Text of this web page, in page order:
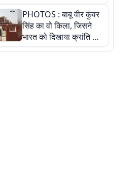
PHOTOS : बाबू वीर कुंवर
सिंह का वो किला, जिसने
भारत को दिखाया क्रांति का
रास्ता: तस्वीरों में देखिए